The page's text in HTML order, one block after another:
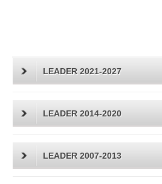
LEADER 2021-2027
LEADER 2014-2020
LEADER 2007-2013